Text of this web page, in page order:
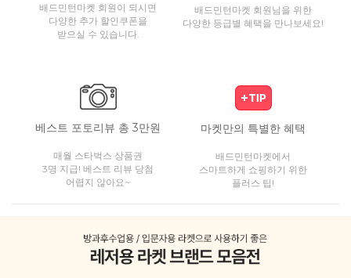
배드민턴마켓 회원이 되시면
다양한 추가 할인쿠폰을
받으실 수 있습니다.
배드민턴마켓 회원님을 위한
다양한 등급별 혜택을 만나보세요!
베스트 포토리뷰 총 3만원
매월 스타벅스 상품권
3명 지급! 베스트 리뷰 당첨
어렵지 않아요~
마켓만의 특별한 혜택
배드민턴마켓에서
스마트하게 쇼핑하기 위한
플러스 팁!